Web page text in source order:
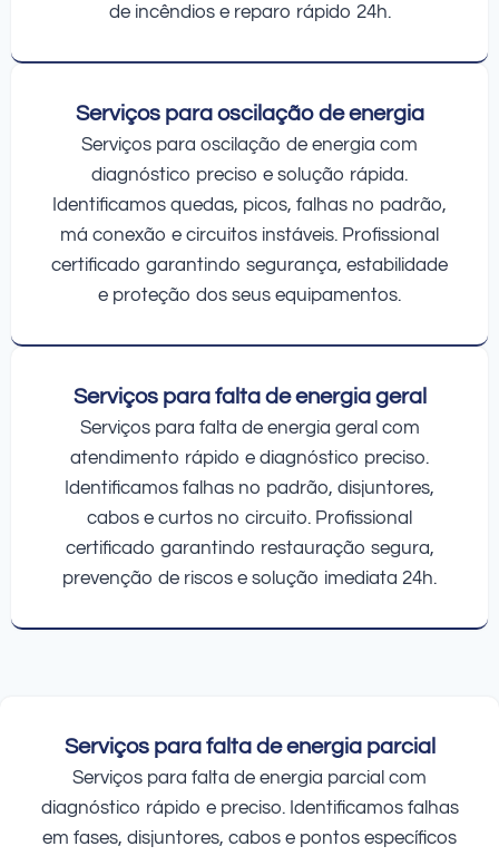
de incêndios e reparo rápido 24h.
Serviços para oscilação de energia
Serviços para oscilação de energia com
diagnóstico preciso e solução rápida.
Identificamos quedas, picos, falhas no padrão,
má conexão e circuitos instáveis. Profissional
certificado garantindo segurança, estabilidade
e proteção dos seus equipamentos.
Serviços para falta de energia geral
Serviços para falta de energia geral com
atendimento rápido e diagnóstico preciso.
Identificamos falhas no padrão, disjuntores,
cabos e curtos no circuito. Profissional
certificado garantindo restauração segura,
prevenção de riscos e solução imediata 24h.
Serviços para falta de energia parcial
Serviços para falta de energia parcial com
diagnóstico rápido e preciso. Identificamos falhas
em fases, disjuntores, cabos e pontos específicos